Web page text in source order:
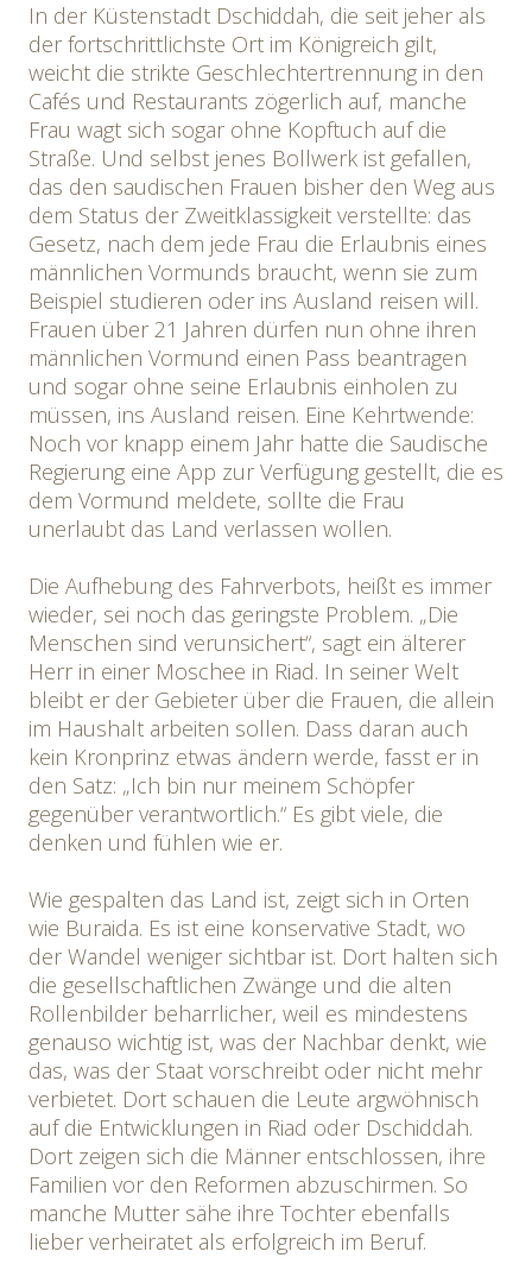
In der Küstenstadt Dschiddah, die seit jeher als
der fortschrittlichste Ort im Königreich gilt,
weicht die strikte Geschlechtertrennung in den
Cafés und Restaurants zögerlich auf, manche
Frau wagt sich sogar ohne Kopftuch auf die
Straße. Und selbst jenes Bollwerk ist gefallen,
das den saudischen Frauen bisher den Weg aus
dem Status der Zweitklassigkeit verstellte: das
Gesetz, nach dem jede Frau die Erlaubnis eines
männlichen Vormunds braucht, wenn sie zum
Beispiel studieren oder ins Ausland reisen will.
Frauen über 21 Jahren dürfen nun ohne ihren
männlichen Vormund einen Pass beantragen
und sogar ohne seine Erlaubnis einholen zu
müssen, ins Ausland reisen. Eine Kehrtwende:
Noch vor knapp einem Jahr hatte die Saudische
Regierung eine App zur Verfügung gestellt, die es
dem Vormund meldete, sollte die Frau
unerlaubt das Land verlassen wollen.
Die Aufhebung des Fahrverbots, heißt es immer
wieder, sei noch das geringste Problem. „Die
Menschen sind verunsichert“, sagt ein älterer
Herr in einer Moschee in Riad. In seiner Welt
bleibt er der Gebieter über die Frauen, die allein
im Haushalt arbeiten sollen. Dass daran auch
kein Kronprinz etwas ändern werde, fasst er in
den Satz: „Ich bin nur meinem Schöpfer
gegenüber verantwortlich.“ Es gibt viele, die
denken und fühlen wie er.
Wie gespalten das Land ist, zeigt sich in Orten
wie Buraida. Es ist eine konservative Stadt, wo
der Wandel weniger sichtbar ist. Dort halten sich
die gesellschaftlichen Zwänge und die alten
Rollenbilder beharrlicher, weil es mindestens
genauso wichtig ist, was der Nachbar denkt, wie
das, was der Staat vorschreibt oder nicht mehr
verbietet. Dort schauen die Leute argwöhnisch
auf die Entwicklungen in Riad oder Dschiddah.
Dort zeigen sich die Männer entschlossen, ihre
Familien vor den Reformen abzuschirmen. So
manche Mutter sähe ihre Tochter ebenfalls
lieber verheiratet als erfolgreich im Beruf.